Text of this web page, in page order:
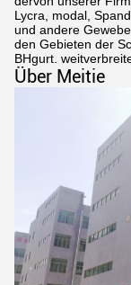
Lycra, modal,
und andere
den Gebieten der
BHgurt.
Über Meitie